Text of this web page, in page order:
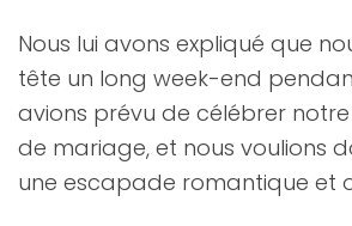
Nous lui avons expliqué que
tête un long week-end
avions prévu de célébrer
de mariage, et nous voulions
une escapade romantique et